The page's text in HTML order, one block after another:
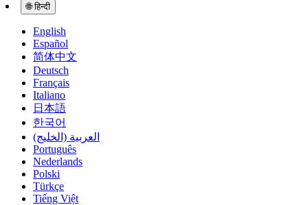
🌐 हिन्दी
English
Español
简体中文
Deutsch
Français
Italiano
日本語
한국어
العربية (الخليج)
Português
Nederlands
Polski
Türkçe
Tiếng Việt